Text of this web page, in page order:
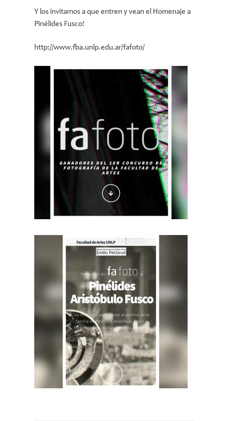
Y los invitamos a que entren y vean el Homenaje a
Pinélides Fusco!
http://www.fba.unlp.edu.ar/fafoto/